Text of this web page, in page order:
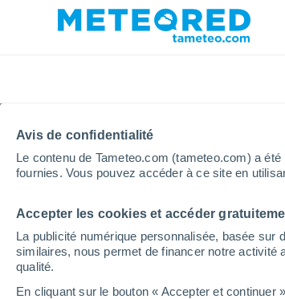
Avis de confidentialité
Le contenu de Tameteo.com (tameteo.com) a
fournies. Vous pouvez accéder à ce site en
Accepter les cookies et accéder
La publicité numérique personnalisée, basée sur
similaires, nous permet de financer notre activité
qualité.
En cliquant sur le bouton « Accepter et
Accueil Russie Oblast de Belgorod
Météo pour